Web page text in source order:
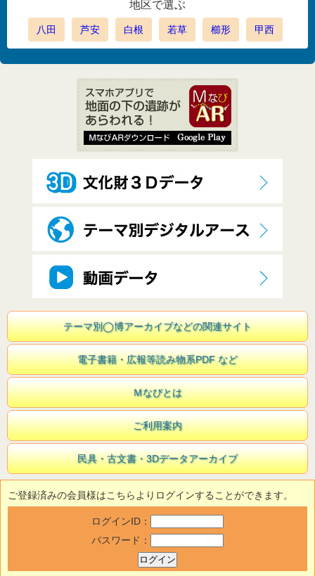
地区で選ぶ
八田 芦安 白根 若草 櫛形 甲西
テーマ別◯博アーカイブなどの関連サイト
電子書籍・広報等読み物系PDF など
Ｍなびとは
ご利用案内
民具・古文書・3Dデータアーカイブ
ご登録済みの会員様はこちらよりログインすることができます。
ログインID：
パスワード：